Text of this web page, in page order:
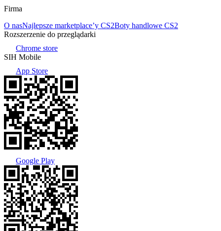
Firma
O nasNajlepsze marketplace’y CS2Boty handlowe CS2
Rozszerzenie do przeglądarki
Chrome store
SIH Mobile
App Store
Google Play